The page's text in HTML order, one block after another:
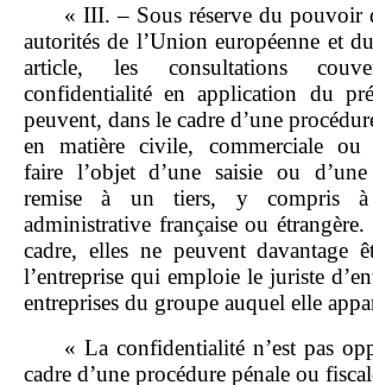
« III. – Sous réserve du pouvoir
autorités de l’Union européenne et
article, les consultations
confidentialité en application du
peuvent, dans le cadre d’une
en matière civile, commerciale ou
faire l’objet d’une saisie ou
remise à un tiers, y compris à
administrative française ou étrangère.
cadre, elles ne peuvent davantage
l’entreprise qui emploie le juriste
entreprises du groupe auquel elle
« La confidentialité n’est pas
cadre d’une procédure pénale ou